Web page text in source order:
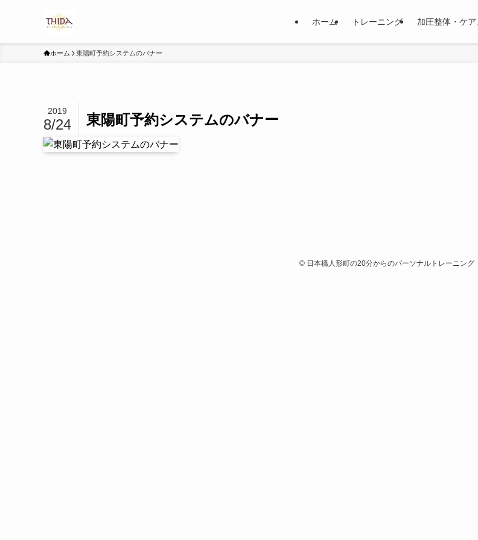
ホーム トレーニング 加圧整体・ケ
ホーム 東陽町予約システムのバナー
東陽町予約システムのバナー
2019
8/24
©日本橋人形町の20分からのパーソナルトレーニング